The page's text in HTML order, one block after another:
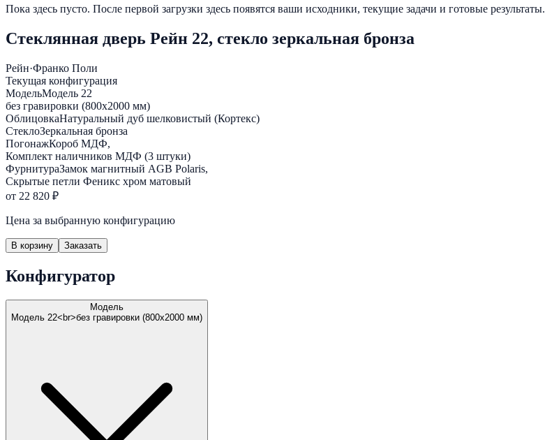
Пока здесь пусто. После первой загрузки здесь появятся ваши исходники, текущие задачи и готовые результаты.
Стеклянная дверь Рейн 22, стекло зеркальная бронза
Рейн·Франко Поли
Текущая конфигурация
МодельМодель 22
без гравировки (800х2000 мм)
ОблицовкаНатуральный дуб шелковистый (Кортекс)
СтеклоЗеркальная бронза
ПогонажКороб МДФ,
Комплект наличников МДФ (3 штуки)
ФурнитураЗамок магнитный AGB Polaris,
Скрытые петли Феникс хром матовый
от 22 820 ₽
Цена за выбранную конфигурацию
В корзину Заказать
Конфигуратор
Модель
Модель 22<br>без гравировки (800х2000 мм)